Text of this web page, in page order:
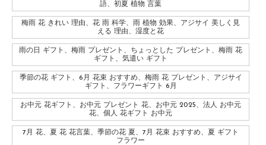
語、初夏 植物 言葉
梅雨 花 きれい 理由、花 雨 科学、雨 植物 効果、アジサイ 美しく見
える 理由、湿度と花
雨の日 ギフト、梅雨 プレゼント、ちょっとした プレゼント、梅雨 花
ギフト、気遣い ギフト
季節の花 ギフト、6月 花束 おすすめ、梅雨 花 プレゼント、アジサイ
ギフト、フラワーギフト 6月
お中元 花ギフト、お中元 プレゼント 花、お中元 2025、法人 お中元
花、個人 花ギフト お中元
7月 花、夏 花 花言葉、季節の花 夏、7月 花束 おすすめ、夏 ギフト
フラワー